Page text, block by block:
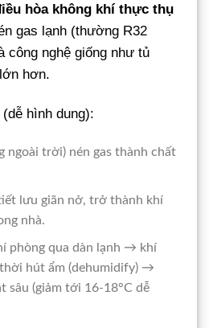
hòa không khí thực thụ
gas lạnh (thường R32
công nghệ giống như tủ
hơn.
(dễ hình dung):
ngoài trời) nén gas thành chất
lưu giãn nở, trở thành khí
nhà.
phòng qua dàn lạnh → khí
hút ẩm (dehumidify) →
sâu (giảm tới 16-18°C dễ